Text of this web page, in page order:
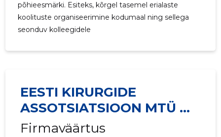
põhieesmärki. Esiteks, kõrgel tasemel erialaste
koolituste organiseerimine kodumaal ning sellega
seonduv kolleegidele
EESTI KIRURGIDE
ASSOTSIATSIOON MTÜ ...
Firmaväärtus